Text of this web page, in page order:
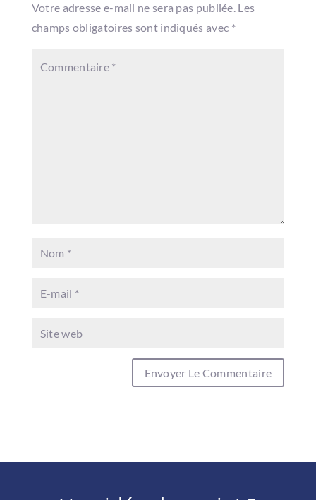
Votre adresse e-mail ne sera pas publiée. Les
champs obligatoires sont indiqués avec *